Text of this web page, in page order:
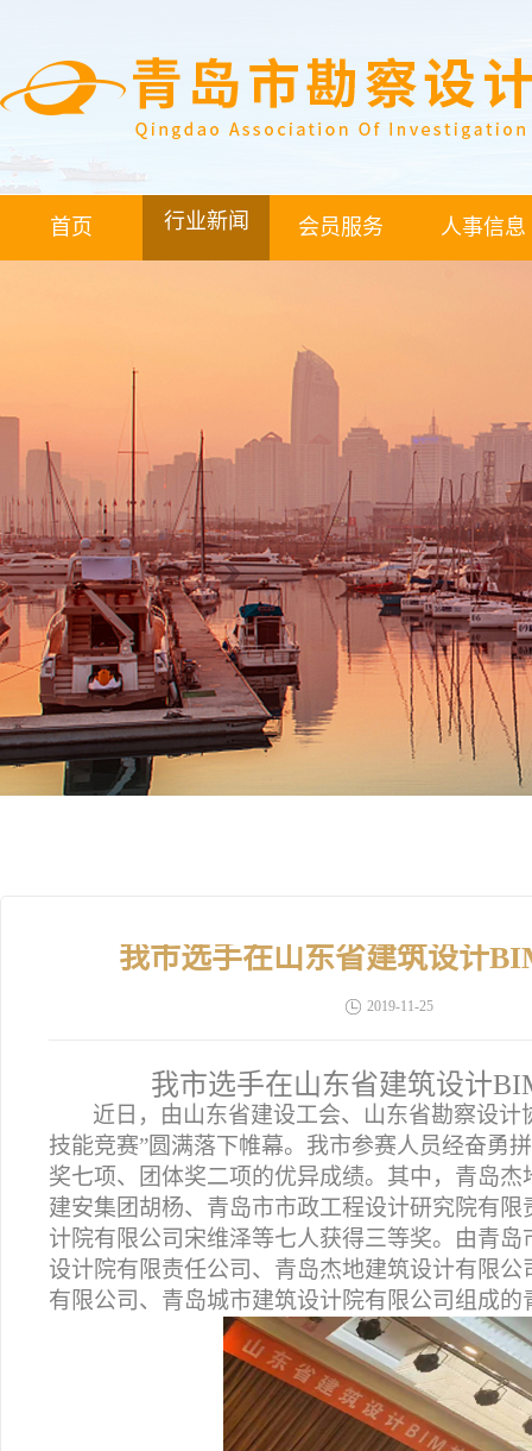
首页 行业新闻 会员服务 人事信息
我市选手在山东省建筑设计
2019-11-25
我市选手在山东省建筑设计
近日，由山东省建设工会、山东省勘察设计
技能竞赛”圆满落下帷幕。我市参赛人员经奋勇
奖七项、团体奖二项的优异成绩。其中，青岛
建安集团胡杨、青岛市市政工程设计研究院有
计院有限公司宋维泽等七人获得三等奖。由青
设计院有限责任公司、青岛杰地建筑设计有限
有限公司、青岛城市建筑设计院有限公司组成